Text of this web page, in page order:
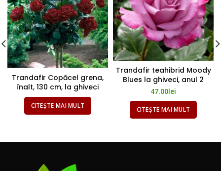
Trandafir Copăcel grena,
înalt, 130 cm, la ghiveci
CITEȘTE MAI MULT
Trandafir teahibrid Moody
Blues la ghiveci, anul 2
47.00lei
CITEȘTE MAI MULT